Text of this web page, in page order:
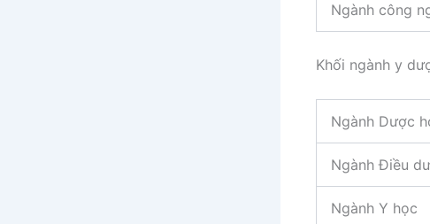
Ngành công
Khối ngành y
Ngành Dược
Ngành Điều
Ngành Y học